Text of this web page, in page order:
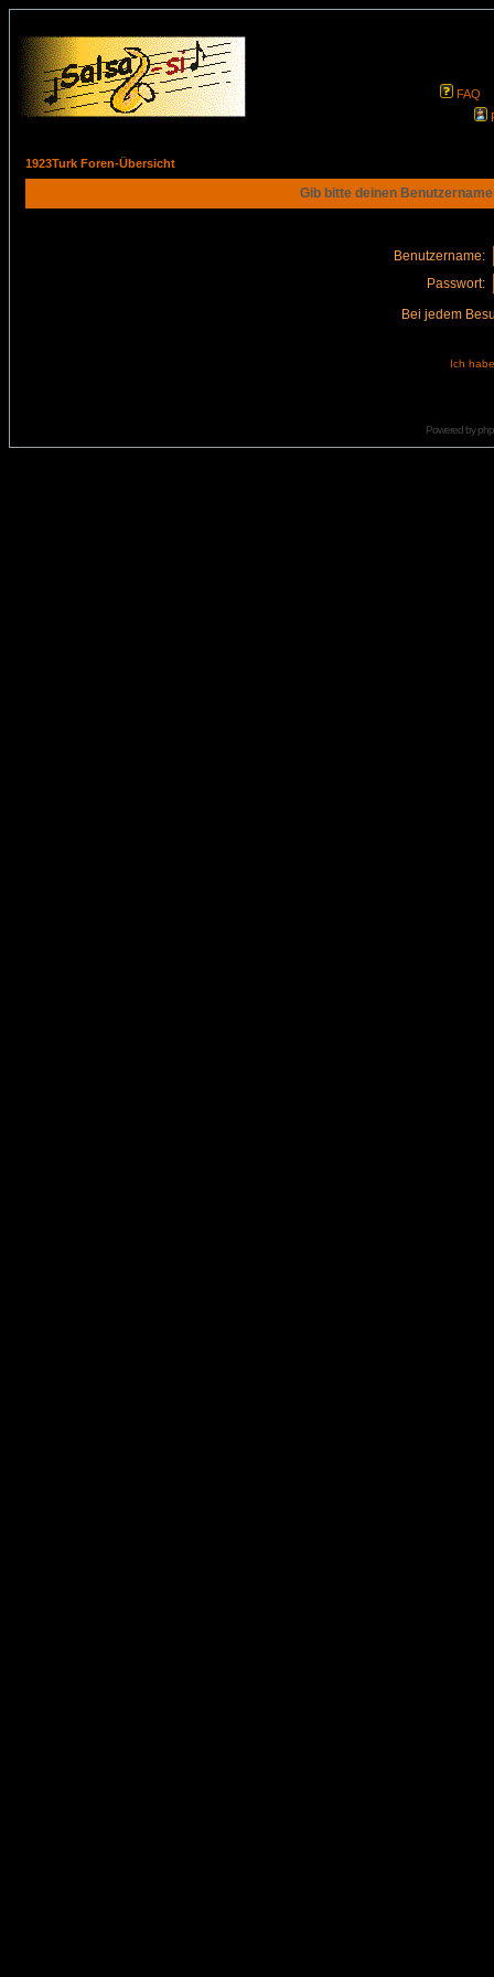
FAQ
1923Turk Foren-Übersicht
Gib bitte deinen
Benutzername:
Passwort:
Bei jedem
Ich
Powered by